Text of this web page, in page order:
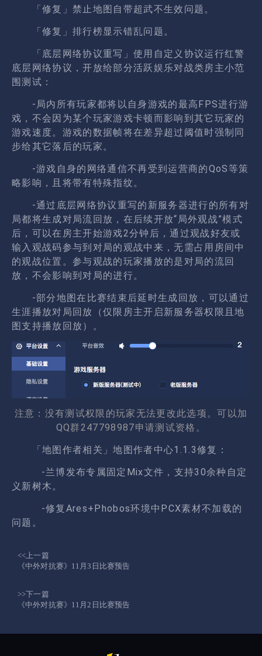
「修复」禁止地图自带超武不生效问题 。
「修复」排行榜显示错乱问题。
「底层网络协议重写」使用自定义协议运行红警
底层网络协议，开放给部分活跃娱乐对战类房主小范
围测试：
-局内所有玩家都将以自身游戏的最高FPS进行游
戏，不会因为某个玩家游戏卡顿而影响到其它玩家的
游戏速度。游戏的数据帧将在差异超过阈值时强制同
步给其它落后的玩家。
-游戏自身的网络通信不再受到运营商的QoS等策
略影响，且将带有特殊指纹。
-通过底层网络协议重写的新服务器进行的所有对
局都将生成对局流回放，在后续开放“局外观战”模式
后，可以在房主开始游戏2分钟后，通过观战好友或
输入观战码参与到对局的观战中来，无需占用房间中
的观战位置。参与观战的玩家播放的是对局的流回
放，不会影响到对局的进行。
-部分地图在比赛结束后延时生成回放，可以通过
生涯播放对局回放（仅限房主开启新服务器权限且地
图支持播放回放）。
注意：没有测试权限的玩家无法更改此选项。可以加
QQ群247798987申请测试资格。
「地图作者相关」地图作者中心1.1.3修复：
-兰博发布专属固定Mix文件，支持30余种自定
义新树木。
-修复Ares+Phobos环境中PCX素材不加载的
问题。
<<上一篇
《中外对抗赛》11月3日比赛预告
>>下一篇
《中外对抗赛》11月2日比赛预告